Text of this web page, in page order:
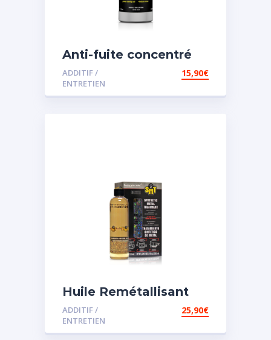
Anti-fuite concentré
pour direction
assistée
ADDITIF /
ENTRETIEN
15,90€
Huile Remétallisant
Moteur SMT2
ADDITIF /
ENTRETIEN
25,90€